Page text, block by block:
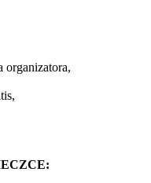
organizatora,